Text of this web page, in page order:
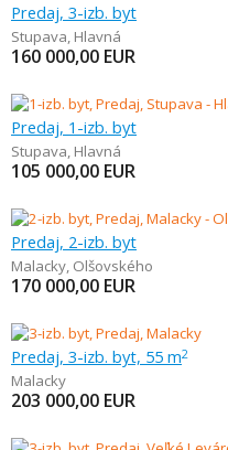
Predaj, 3-izb. byt
Stupava, Hlavná
160 000,00 EUR
Predaj, 1-izb. byt
Stupava, Hlavná
105 000,00 EUR
Predaj, 2-izb. byt
Malacky, Olšovského
170 000,00 EUR
Predaj, 3-izb. byt, 55 m2
Malacky
203 000,00 EUR